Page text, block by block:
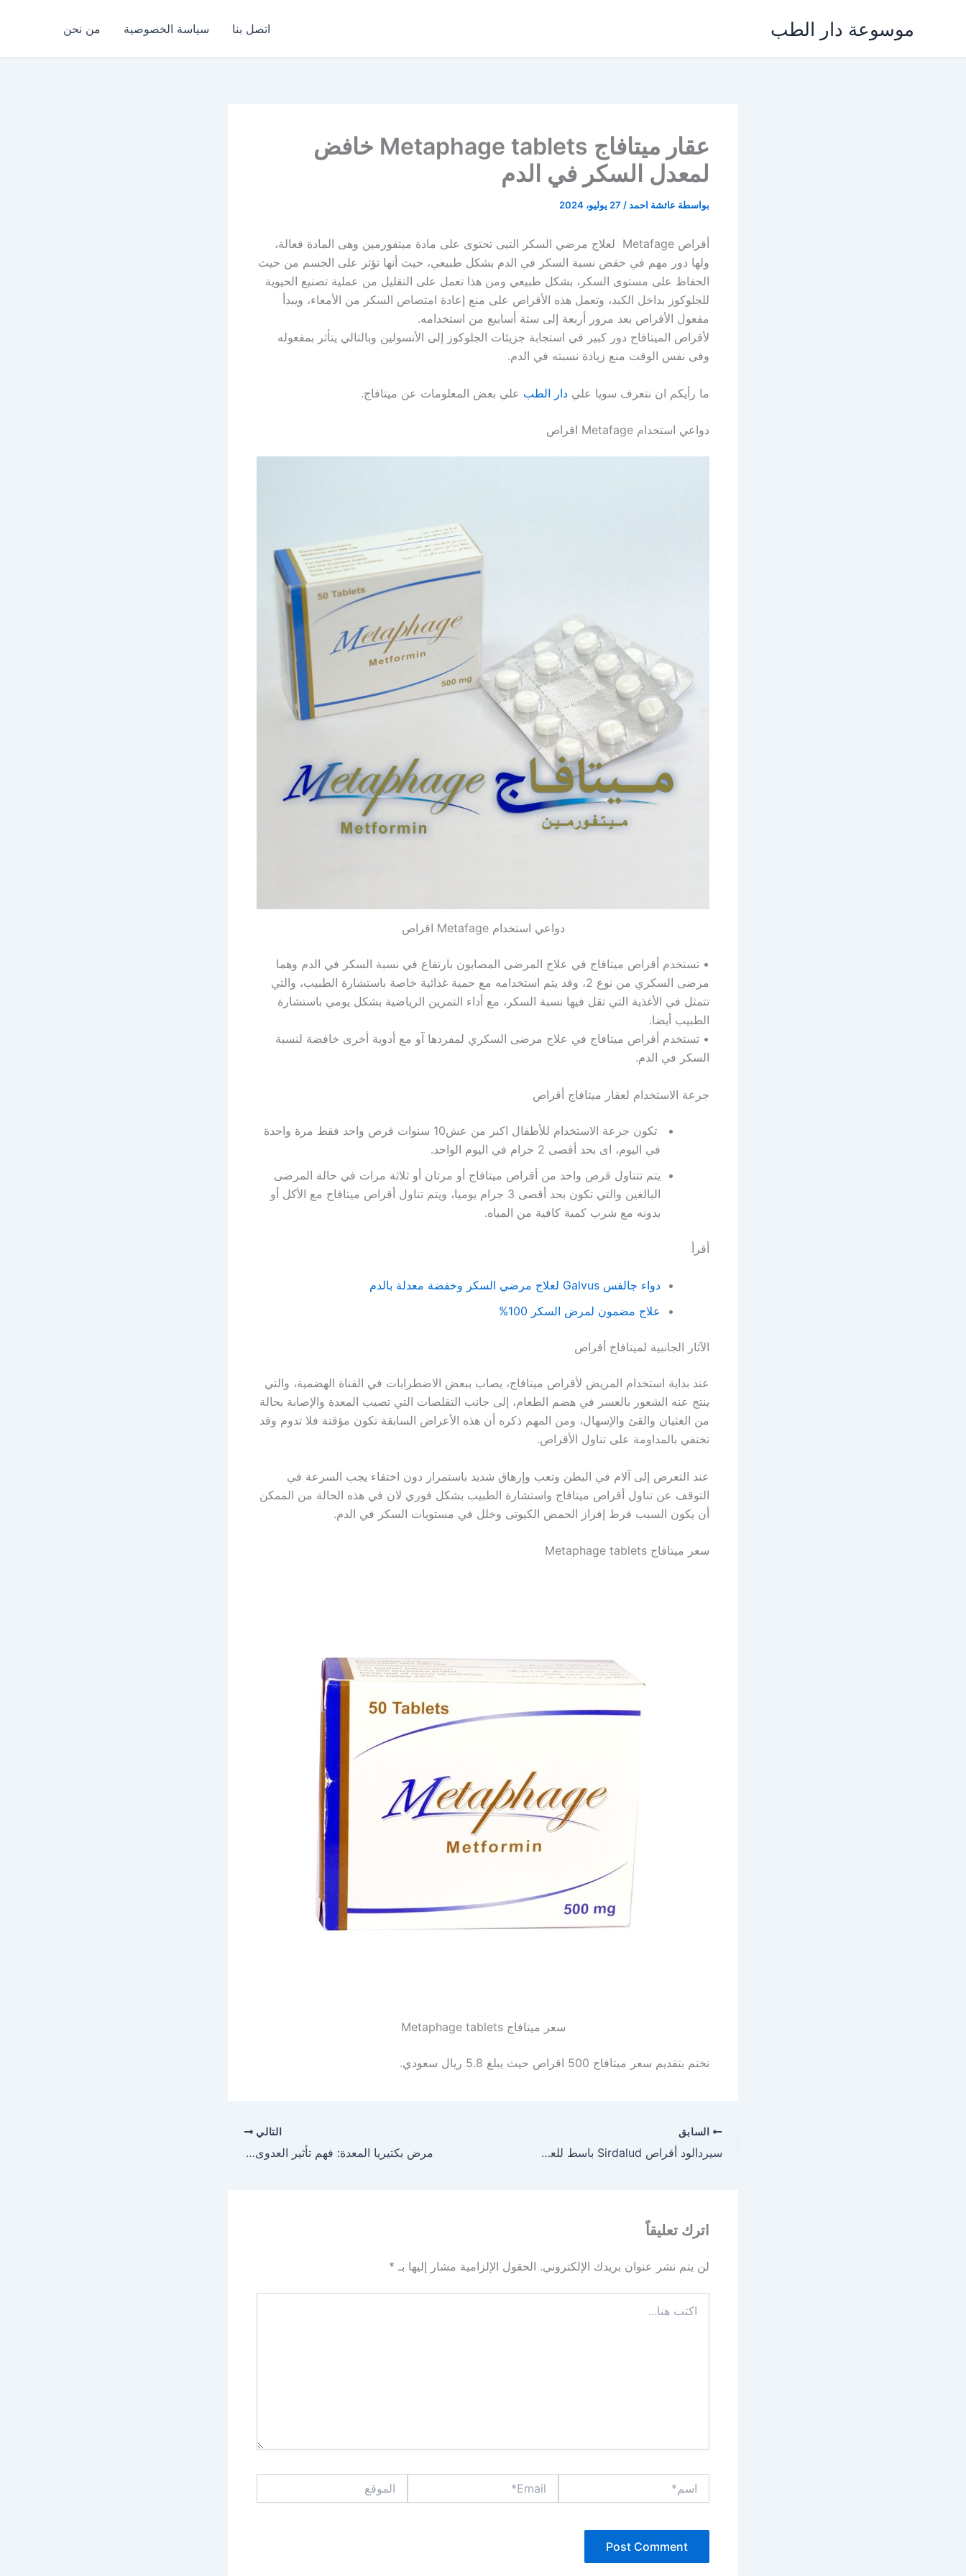
موسوعة دار الطب اتصل بنا سياسة الخصوصية من نحن
عقار ميتافاج Metaphage tablets خافض
لمعدل السكر في الدم
بواسطة عائشة احمد/ 27 يوليو، 2024
أقراص Metafage لعلاج مرضي السكر التيى تحتوى على مادة ميتفورمين وهى المادة فعالة،
ولها دور مهم في خفض نسبة السكر في الدم بشكل طبيعي، حيث أنها تؤثر على الجسم من حيث
الحفاظ على مستوى السكر، بشكل طبيعي ومن هذا تعمل على التقليل من عملية تصنيع الحيوية
للجلوكوز بداخل الكبد، وتعمل هذه الأقراص على منع إعادة امتصاص السكر من الأمعاء، ويبدأ
مفعول الأقراص بعد مرور أربعة إلى ستة أسابيع من استخدامه.
لأقراص الميتافاج دور كبير في استجابة جزيئات الجلوكوز إلى الأنسولين وبالتالي يتأثر بمفعوله
وفى نفس الوقت منع زيادة نسبته في الدم.
ما رأيكم ان نتعرف سويا علي دار الطب علي بعض المعلومات عن ميتافاج.
دواعي استخدام Metafage اقراص
دواعي استخدام Metafage اقراص
• تستخدم أقراص ميتافاج في علاج المرضى المصابون بارتفاع في نسبة السكر في الدم وهما
مرضى السكري من نوع 2، وقد يتم استخدامه مع حمية غذائية خاصة باستشارة الطبيب، والتي
تتمثل في الأغذية التي تقل فيها نسبة السكر، مع أداء التمرين الرياضية بشكل يومي باستشارة
الطبيب أيضا.
• تستخدم أقراص ميتافاج في علاج مرضى السكري لمفردها آو مع أدوية أخرى خافضة لنسبة
السكر في الدم.
جرعة الاستخدام لعقار ميتافاج أقراص
تكون جرعة الاستخدام للأطفال اكبر من عش10 سنوات قرص واحد فقط مرة واحدة
في اليوم، اى بحد أقصى 2 جرام في اليوم الواحد.
يتم تتناول قرص واحد من أقراص ميتافاج أو مرتان أو ثلاثة مرات في حالة المرضى
البالغين والتي تكون بحد أقصى 3 جرام يوميا، ويتم تناول أقراص ميتافاج مع الأكل أو
بدونه مع شرب كمية كافية من المياه.
أقرأ
دواء جالفس Galvus لعلاج مرضي السكر وخفضة معدلة بالدم
علاج مضمون لمرض السكر 100%
الآثار الجانبية لميتافاج أقراص
عند بداية استخدام المريض لأقراص ميتافاج، يصاب ببعض الاضطرابات في القناة الهضمية، والتي
ينتج عنه الشعور بالعسر في هضم الطعام، إلى جانب التقلصات التي تصيب المعدة والإصابة بحالة
من الغثيان والقئ والإسهال، ومن المهم ذكره أن هذه الأعراض السابقة تكون مؤقتة فلا تدوم وقد
تختفي بالمداومة على تناول الأقراص.
عند التعرض إلى آلام في البطن وتعب وإرهاق شديد باستمرار دون اختفاء يجب السرعة في
التوقف عن تناول أقراص ميتافاج واستشارة الطبيب بشكل فوري لان في هذه الحالة من الممكن
أن يكون السبب فرط إفراز الحمض الكيوتى وخلل في مستويات السكر في الدم.
سعر ميتافاج Metaphage tablets
سعر ميتافاج Metaphage tablets
نختم بتقديم سعر ميتافاج 500 اقراص حيث يبلغ 5.8 ريال سعودي.
السابق
سيردالود أقراص Sirdalud باسط للعضلات ومسكن للألام
التالي
مرض بكتيريا المعدة: فهم تأثير العدوى المعدية
اترك تعليقاً
لن يتم نشر عنوان بريدك الإلكتروني. الحقول الإلزامية مشار إليها بـ *
هنا...